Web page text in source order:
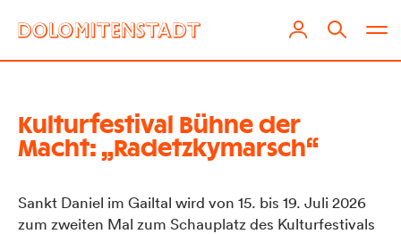
Kulturfestival Bühne der
Macht: „Radetzkymarsch“
Sankt Daniel im Gailtal wird von 15. bis 19. Juli 2026
zum zweiten Mal zum Schauplatz des Kulturfestivals